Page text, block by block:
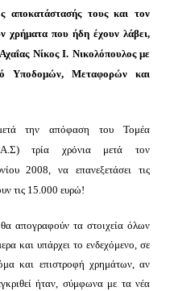
αποκατάστασής τους και τον
χρήματα που ήδη έχουν λάβει,
Νίκος Ι. Νικολόπουλος με
Υποδομών, Μεταφορών και
την απόφαση του Τομέα
τρία χρόνια μετά τον
2008, να επανεξετάσει τις
τις 15.000 ευρώ!
απογραφούν τα στοιχεία όλων
και υπάρχει το ενδεχόμενο, σε
και επιστροφή χρημάτων, αν
ήταν, σύμφωνα με τα νέα